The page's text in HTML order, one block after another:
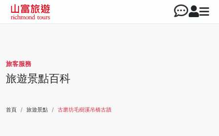
旅客服務
旅遊景點百科
首頁 旅遊景點 古磨坊毛樹溪吊橋古蹟